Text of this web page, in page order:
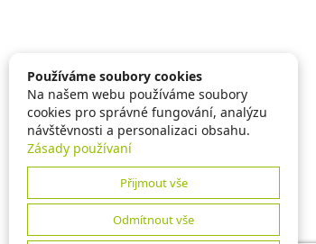
Používáme soubory cookies
Na našem webu používáme soubory
cookies pro správné fungování, analýzu
návštěvnosti a personalizaci obsahu.
Zásady používaní
Přijmout vše
Odmítnout vše